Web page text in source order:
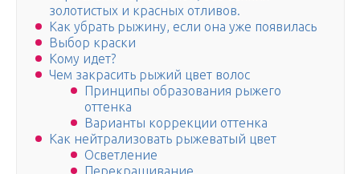
золотистых и красных отливов.
Как убрать рыжину, если она уже появилась
Выбор краски
Кому идет?
Чем закрасить рыжий цвет волос
Принципы образования рыжего
оттенка
Варианты коррекции оттенка
Как нейтрализовать рыжеватый цвет
Осветление
Перекрашивание